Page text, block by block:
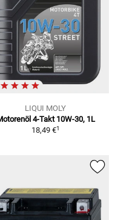
LIQUI MOLY
4-Takt 10W-30, 1L
18,49 €1